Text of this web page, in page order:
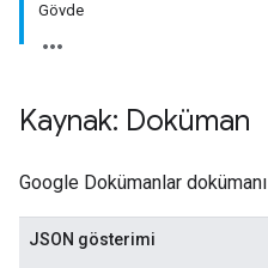
Gövde
Kaynak: Doküman
Google Dokümanlar dokümanı
JSON gösterimi